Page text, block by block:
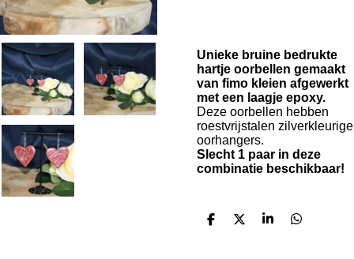
Unieke bruine bedrukte
hartje oorbellen gemaakt
van fimo kleien afgewerkt
met een laagje epoxy.
Deze oorbellen hebben
roestvrijstalen zilverkleurige
oorhangers.
Slecht 1 paar in deze
combinatie beschikbaar!
D
D
S
D